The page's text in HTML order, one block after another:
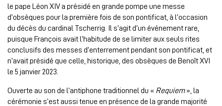
le pape Léon XIV a présidé en grande pompe une messe
d’obsèques pour la première fois de son pontificat, à l’occasion
du décès du cardinal Tscherrig. Il s’agit d’un événement rare,
puisque François avait l’habitude de se limiter aux seuls rites
conclusifs des messes d’enterrement pendant son pontificat, et
n’avait présidé que celle, historique, des obsèques de Benoît XVI
le 5 janvier 2023.
Ouverte au son de l’antiphone traditionnel du « Requiem», la
cérémonie s’est aussi tenue en présence de la grande majorité